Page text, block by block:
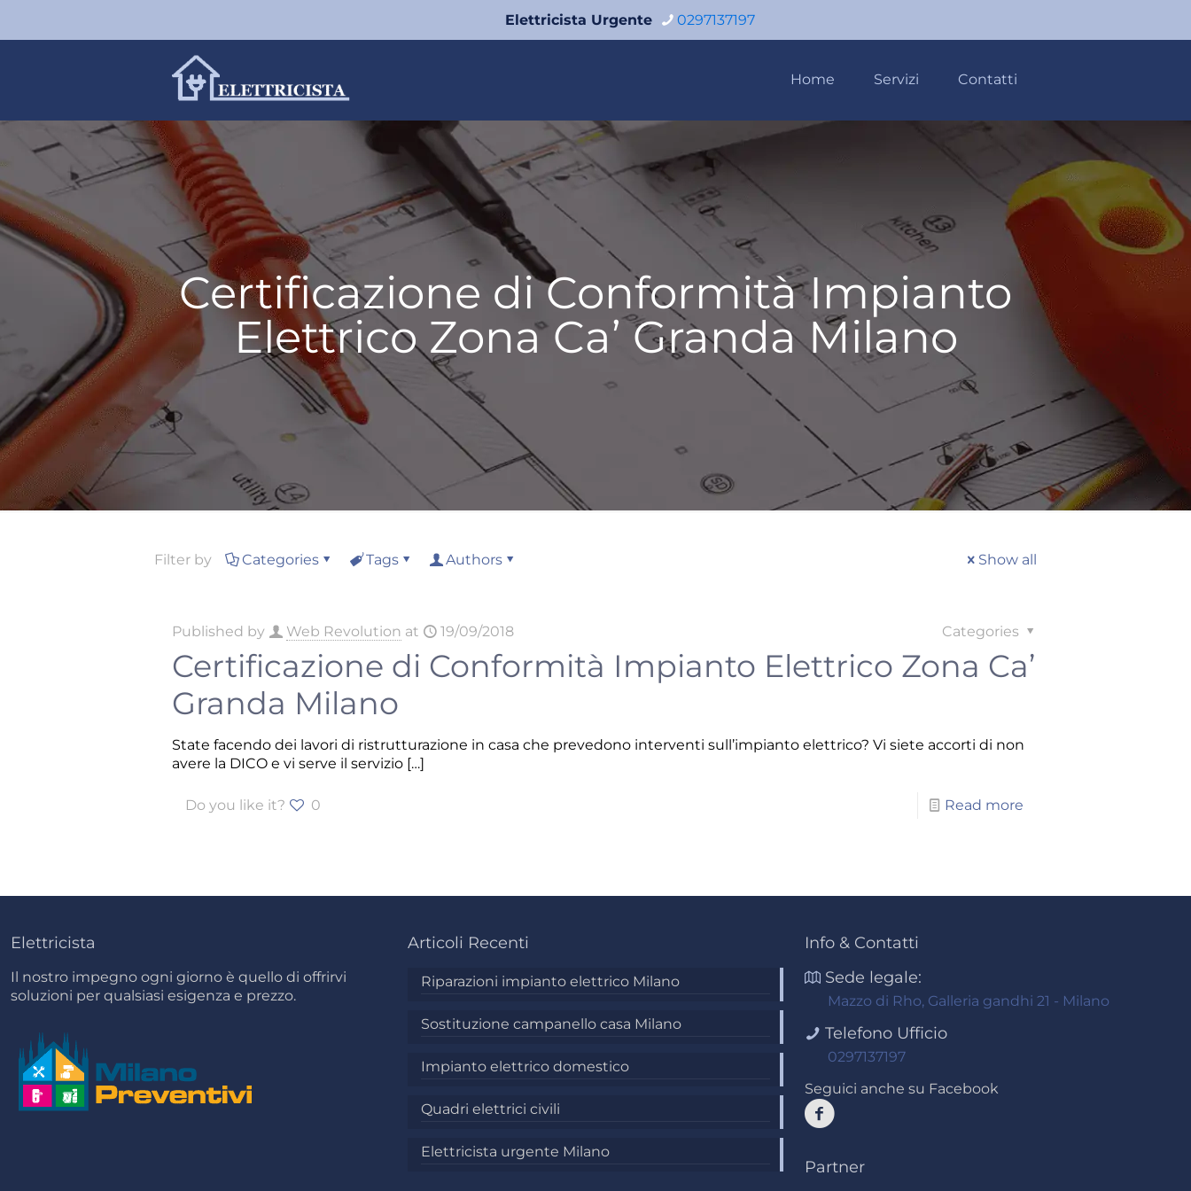
Elettricista Urgente 0297137197
Home Servizi Contatti
Certificazione di Conformità Impianto
Elettrico Zona Ca’ Granda Milano
Filter by Categories Tags Authors Show all
Published by Web Revolution at 19/09/2018 Categories
Certificazione di Conformità Impianto Elettrico Zona Ca’
Granda Milano
State facendo dei lavori di ristrutturazione in casa che prevedono interventi sull’impianto elettrico? Vi siete accorti di non
avere la DICO e vi serve il servizio […]
Do you like it? 0 Read more
Elettricista
Il nostro impegno ogni giorno è quello di offrirvi
soluzioni per qualsiasi esigenza e prezzo.
Articoli Recenti
Riparazioni impianto elettrico Milano
Sostituzione campanello casa Milano
Impianto elettrico domestico
Quadri elettrici civili
Elettricista urgente Milano
Info & Contatti
Sede legale:
Mazzo di Rho, Galleria gandhi 21 - Milano
Telefono Ufficio
0297137197
Seguici anche su Facebook
Partner